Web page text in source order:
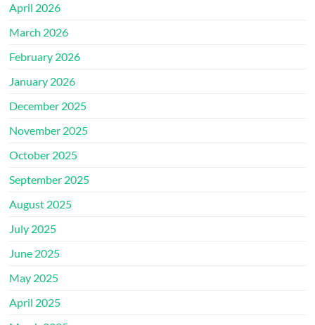
April 2026
March 2026
February 2026
January 2026
December 2025
November 2025
October 2025
September 2025
August 2025
July 2025
June 2025
May 2025
April 2025